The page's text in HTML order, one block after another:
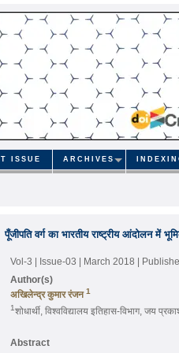
ISSUE ARCHIVES
पूँजीपति वर्ग का भारतीय राष्ट्रीय आंदोलन में
Vol-3 | Issue-03 | March 2018 |
Author(s)
अखिलेन्द्र कुमार रंजन 1
1शोधार्थी, विश्वविद्यालय इतिहास-विभाग, जय
Abstract